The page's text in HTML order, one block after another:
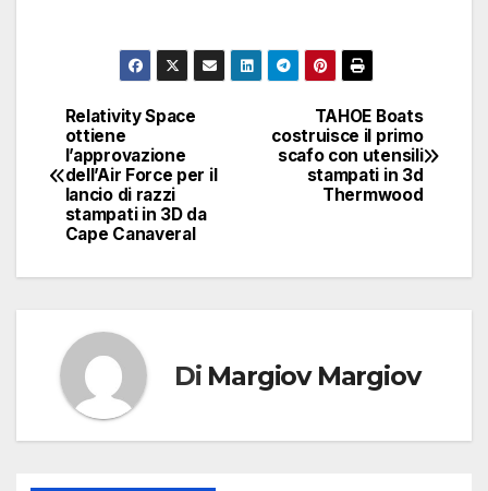
Navigazione
articoli
TAHOE Boats
costruisce il primo
scafo con utensili
stampati in 3d
Thermwood
Relativity Space
ottiene
l’approvazione
dell’Air Force per il
lancio di razzi
stampati in 3D da
Cape Canaveral
Di Margiov Margiov